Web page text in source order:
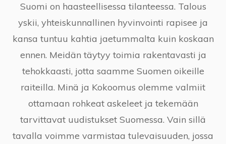
Suomi on haasteellisessa tilanteessa. Talous
yskii, yhteiskunnallinen hyvinvointi rapisee ja
kansa tuntuu kahtia jaetummalta kuin koskaan
ennen. Meidän täytyy toimia rakentavasti ja
tehokkaasti, jotta saamme Suomen oikeille
raiteilla. Minä ja Kokoomus olemme valmiit
ottamaan rohkeat askeleet ja tekemään
tarvittavat uudistukset Suomessa. Vain sillä
tavalla voimme varmistaa tulevaisuuden, jossa